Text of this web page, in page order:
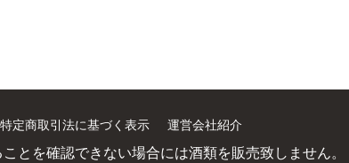
特定商取引法に基づく表示 運営会社紹介
とを確認できない場合には酒類を販売致しません。